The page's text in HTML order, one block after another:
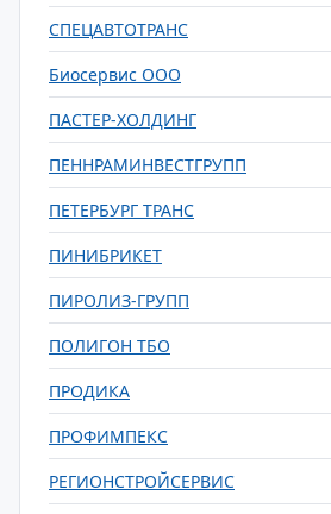
СПЕЦАВТОТРАНС
Биосервис ООО
ПАСТЕР-ХОЛДИНГ
ПЕННРАМИНВЕСТГРУПП
ПЕТЕРБУРГ ТРАНС
ПИНИБРИКЕТ
ПИРОЛИЗ-ГРУПП
ПОЛИГОН ТБО
ПРОДИКА
ПРОФИМПЕКС
РЕГИОНСТРОЙСЕРВИС